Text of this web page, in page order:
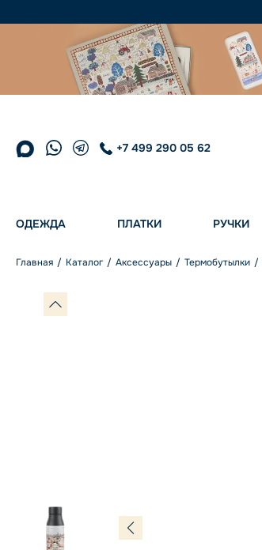
+7 499 290 05 62
ОДЕЖДА ПЛАТКИ РУЧКИ
Главная Каталог Аксессуары Термобутылки